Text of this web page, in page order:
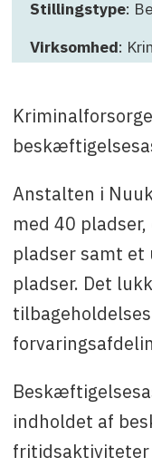
Stillingstype:
Virksomhed:
Kontakt: Poul
365055/mail
Qujaukitsoq på
365084/mail
Anstalten i
med 40
pladser samt et
pladser. Det
indholdet af
fritidsaktiviteter